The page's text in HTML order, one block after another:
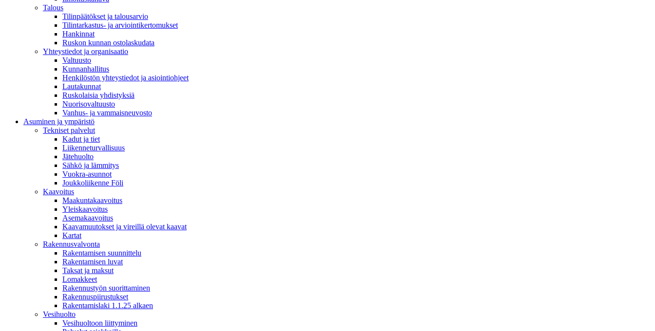
Talous
Tilinpäätökset ja talousarvio
Tilintarkastus- ja arviointikertomukset
Hankinnat
Ruskon kunnan ostolaskudata
Yhteystiedot ja organisaatio
Valtuusto
Kunnanhallitus
Henkilöstön yhteystiedot ja asiointiohjeet
Lautakunnat
Ruskolaisia yhdistyksiä
Nuorisovaltuusto
Vanhus- ja vammaisneuvosto
Asuminen ja ympäristö
Tekniset palvelut
Kadut ja tiet
Liikenneturvallisuus
Jätehuolto
Sähkö ja lämmitys
Vuokra-asunnot
Joukkoliikenne Föli
Kaavoitus
Maakuntakaavoitus
Yleiskaavoitus
Asemakaavoitus
Kaavamuutokset ja vireillä olevat kaavat
Kartat
Rakennusvalvonta
Rakentamisen suunnittelu
Rakentamisen luvat
Taksat ja maksut
Lomakkeet
Rakennustyön suorittaminen
Rakennuspiirustukset
Rakentamislaki 1.1.25 alkaen
Vesihuolto
Vesihuoltoon liittyminen